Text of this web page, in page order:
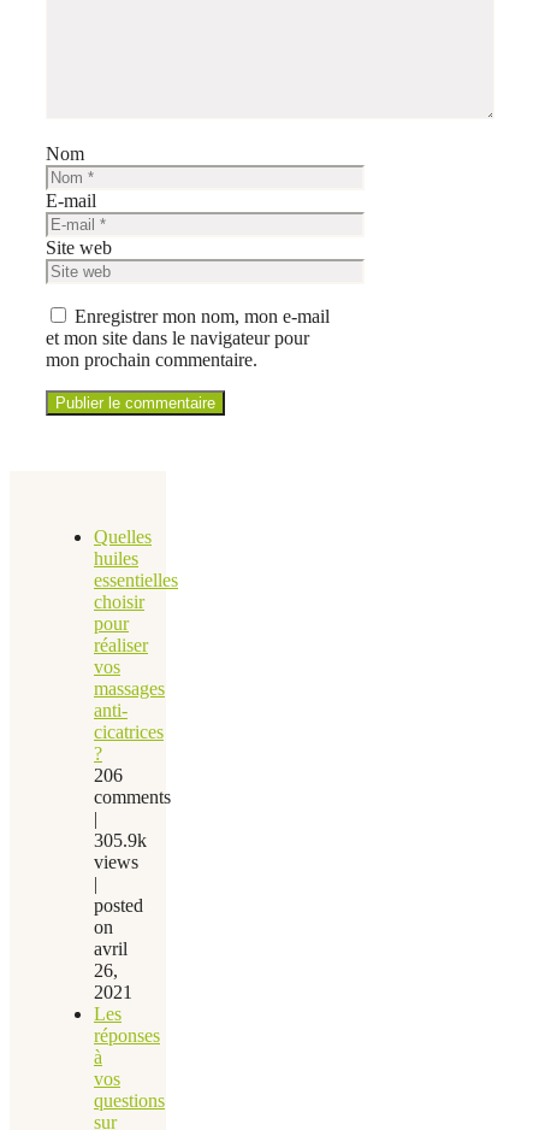
Nom
E-mail
Site web
Enregistrer mon nom, mon e-mail
et mon site dans le navigateur pour
mon prochain commentaire.
Quelles
huiles
essentielles
choisir
pour
réaliser
vos
massages
anti-
cicatrices
?
206
comments
|
305.9k
views
|
posted
on
avril
26,
2021
Les
réponses
à
vos
questions
sur